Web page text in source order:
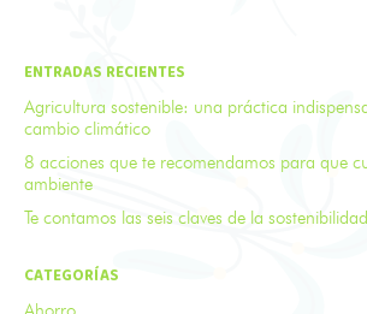
ENTRADAS RECIENTES
Agricultura sostenible: una práctica
cambio climático
8 acciones que te recomendamos para que
ambiente
Te contamos las seis claves de la sostenibilidad
CATEGORÍAS